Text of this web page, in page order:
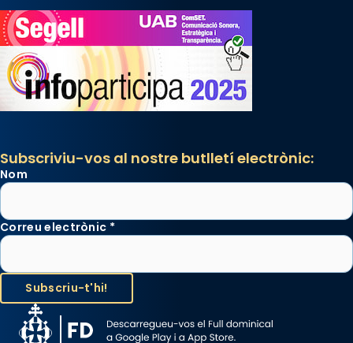
Subscriviu-vos al nostre butlletí electrònic:
Nom
Correu electrònic *